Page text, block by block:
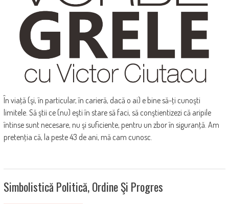
În viaţă (şi, în particular, în carieră, dacă o ai) e bine să-ţi cunoşti
limitele. Să ştii ce (nu) eşti în stare să faci, să conştientizezi că aripile
întinse sunt necesare, nu şi suficiente, pentru un zbor în siguranţă. Am
pretenţia că, la peste 43 de ani, mă cam cunosc.
Simbolistică Politică, Ordine Şi Progres